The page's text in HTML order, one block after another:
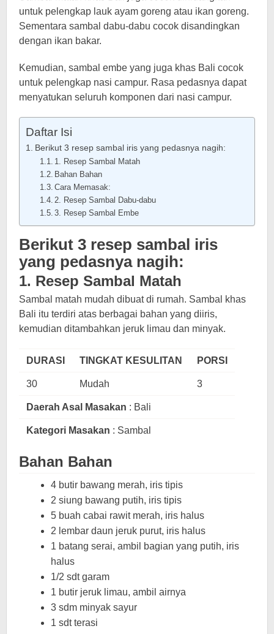
untuk pelengkap lauk ayam goreng atau ikan goreng.
Sementara sambal dabu-dabu cocok disandingkan
dengan ikan bakar.
Kemudian, sambal embe yang juga khas Bali cocok
untuk pelengkap nasi campur. Rasa pedasnya dapat
menyatukan seluruh komponen dari nasi campur.
Daftar Isi
Berikut 3 resep sambal iris yang pedasnya nagih:
1. Resep Sambal Matah
Bahan Bahan
Cara Memasak:
2. Resep Sambal Dabu-dabu
3. Resep Sambal Embe
Berikut 3 resep sambal iris
yang pedasnya nagih:
1. Resep Sambal Matah
Sambal matah mudah dibuat di rumah. Sambal khas
Bali itu terdiri atas berbagai bahan yang diiris,
kemudian ditambahkan jeruk limau dan minyak.
DURASI TINGKAT KESULITAN PORSI
30 Mudah 3
Daerah Asal Masakan : Bali
Kategori Masakan : Sambal
Bahan Bahan
4 butir bawang merah, iris tipis
2 siung bawang putih, iris tipis
5 buah cabai rawit merah, iris halus
2 lembar daun jeruk purut, iris halus
1 batang serai, ambil bagian yang putih, iris
halus
1/2 sdt garam
1 butir jeruk limau, ambil airnya
3 sdm minyak sayur
1 sdt terasi